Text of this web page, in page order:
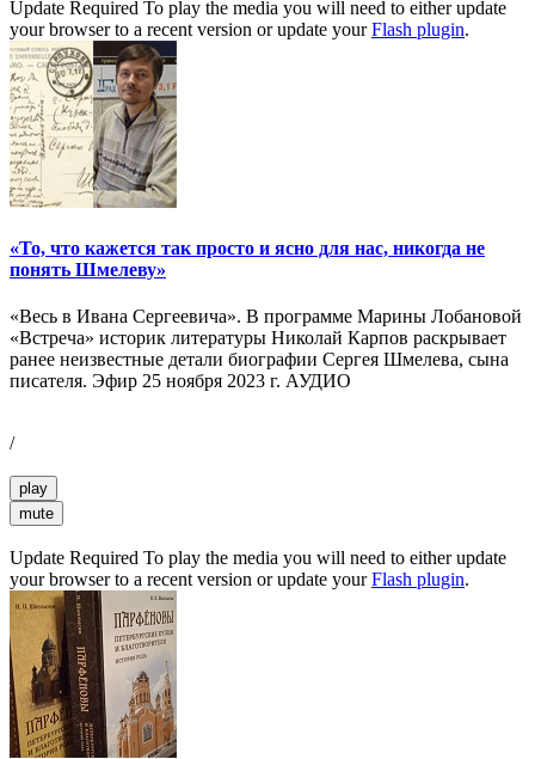
Update Required To play the media you will need to either update
your browser to a recent version or update yourFlash plugin.
«То, что кажется так просто и ясно для нас, никогда не
понять Шмелеву»
«Весь в Ивана Сергеевича». В программе Марины Лобановой
«Встреча» историк литературы Николай Карпов раскрывает
ранее неизвестные детали биографии Сергея Шмелева, сына
писателя. Эфир 25 ноября 2023 г. АУДИО
/
play
mute
Update Required To play the media you will need to either update
your browser to a recent version or update yourFlash plugin.